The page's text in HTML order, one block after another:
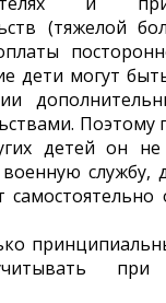
(тяжелой
дети могут
Поэтому
детей он
службу,
при